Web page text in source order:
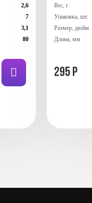
2,6
7
3,1
80
Вес, г
Упаковка, шт.
Размер, дюйм
Длина, мм
295 Р